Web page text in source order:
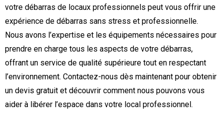
votre débarras de locaux professionnels peut vous offrir une
expérience de débarras sans stress et professionnelle.
Nous avons l’expertise et les équipements nécessaires pour
prendre en charge tous les aspects de votre débarras,
offrant un service de qualité supérieure tout en respectant
l’environnement. Contactez-nous dès maintenant pour obtenir
un devis gratuit et découvrir comment nous pouvons vous
aider à libérer l’espace dans votre local professionnel.